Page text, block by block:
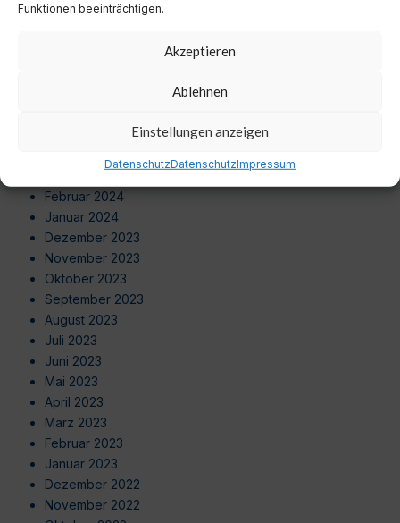
Funktionen beeinträchtigen.
Akzeptieren
Ablehnen
Einstellungen anzeigen
DatenschutzDatenschutzImpressum
November 2024
Februar 2024
Januar 2024
Dezember 2023
November 2023
Oktober 2023
September 2023
August 2023
Juli 2023
Juni 2023
Mai 2023
April 2023
März 2023
Februar 2023
Januar 2023
Dezember 2022
November 2022